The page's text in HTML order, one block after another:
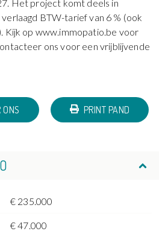
Het project komt deels in
BTW-tarief van 6 % (ook
Kijk op www.immopatio.be voor
ons voor een vrijblijvende
ONS PRINT PAND
€ 235.000
€ 47.000